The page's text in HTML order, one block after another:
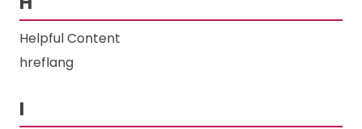
Helpful Content
hreflang
I